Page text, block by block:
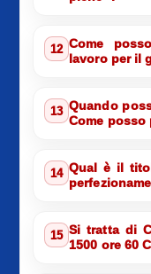
12 Come
lavoro per il
13 Quando
Come posso
14 Qual è il
15 Si tratta di
1500 ore 60